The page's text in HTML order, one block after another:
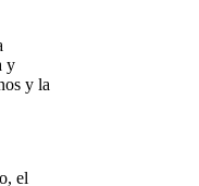
y
y la
el